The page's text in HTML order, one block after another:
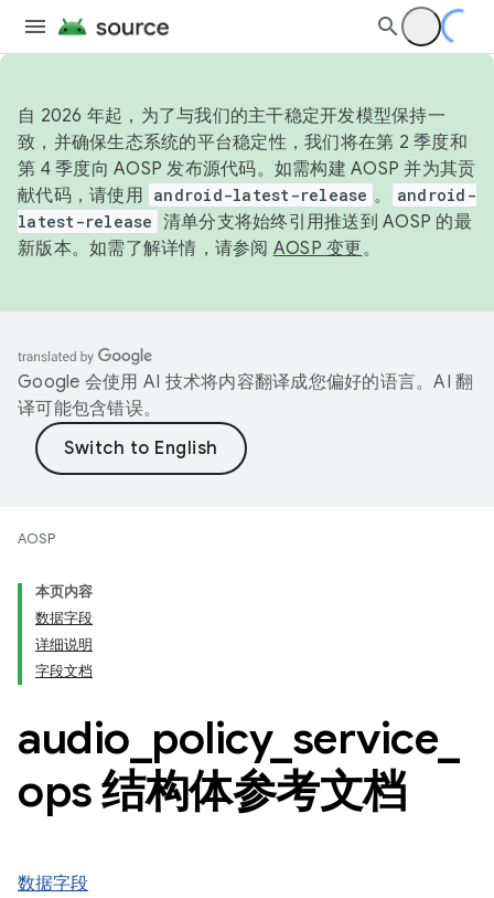
自 2026 年起，为了与我们的主干稳定开发模型保持一
致，并确保生态系统的平台稳定性，我们将在第 2 季度和
第 4 季度向 AOSP 发布源代码。如需构建 AOSP 并为其贡
献代码，请使用 android-latest-release 。
android-
latest-release 清单分支将始终引用推送到 AOSP 的最
新版本。如需了解详情，请参阅 AOSP 变更。
Google 会使用 AI 技术将内容翻译成您偏好的语言。AI 翻
译可能包含错误。
AOSP
本页内容
数据字段
详细说明
字段文档
audio policy_ service
ops 结构体参考文档
数据字段